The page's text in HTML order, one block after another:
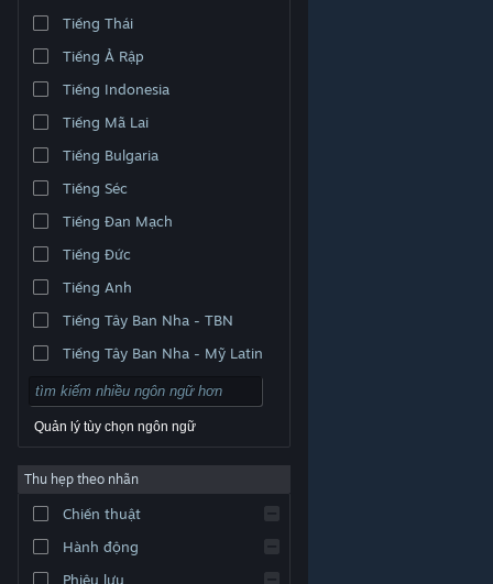
Xem web cho desktop
thương hiệu là tài sản của chủ sở hữu tương ứng tại
Pháp lý
Hỗ trợ tiếp cận
ký Steam
|Hoàn tiền|
Tiếng Thái
Tiếng Ả Rập
Tiếng Indonesia
Tiếng Mã Lai
Tiếng Bulgaria
Tiếng Séc
Tiếng Đan Mạch
Tiếng Đức
Tiếng Anh
Tiếng Tây Ban Nha - TBN
Tiếng Tây Ban Nha - Mỹ Latin
Quản lý tùy chọn ngôn ngữ
Thu hẹp theo nhãn
Chiến thuật
Hành động
Phiêu lưu